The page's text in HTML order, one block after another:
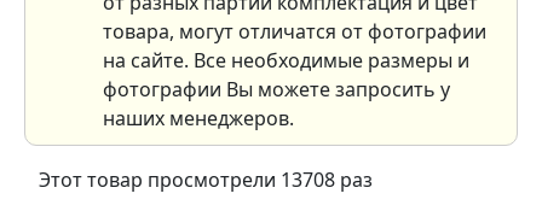
товара, могут отличатся от фотографии
на сайте. Все необходимые размеры и
фотографии Вы можете запросить у
наших менеджеров.
Этот товар просмотрели 13708 раз